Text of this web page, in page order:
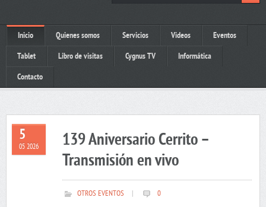
Inicio Quienes somos Servicios Videos Eventos
Tablet Libro de visitas Cygnus TV Informática
Contacto
5
05 2026
139 Aniversario Cerrito –
Transmisión en vivo
OTROS EVENTOS 0